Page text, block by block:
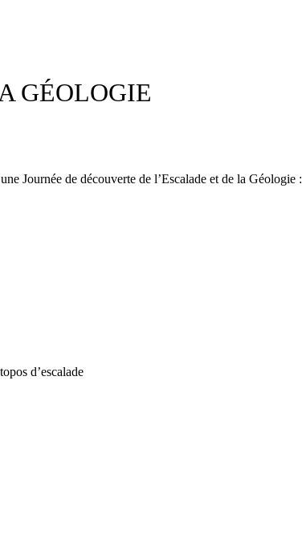
GÉOLOGIE
Journée de découverte de l’Escalade et de la Géologie :
d’escalade